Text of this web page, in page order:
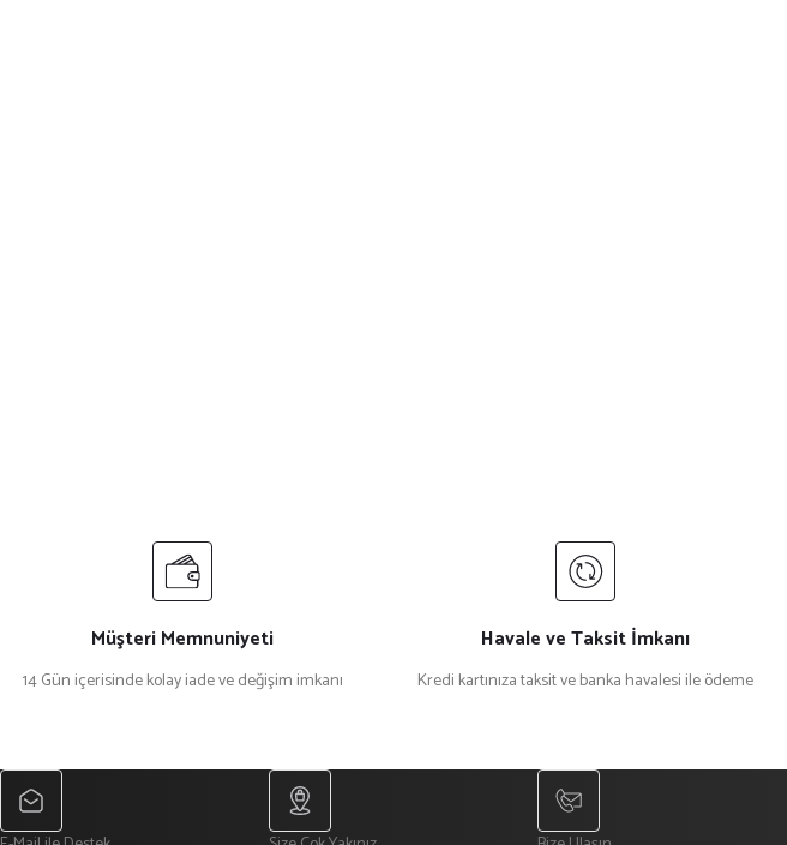
Müşteri Memnuniyeti
14 Gün içerisinde kolay iade ve değişim imkanı
Havale ve Taksit İmkanı
Kredi kartınıza taksit ve banka havalesi ile ödeme